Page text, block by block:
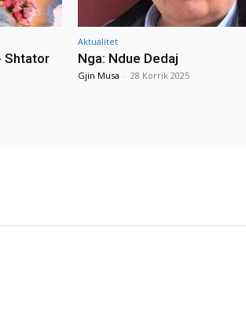
Shtator
Aktualitet
Nga: Ndue Dedaj
Gjin Musa - 28 Korrik 2025